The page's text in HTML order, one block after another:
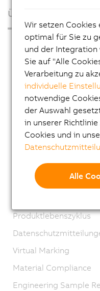
Über uns
Presse
Blog
AutoMates
E-Mail-Service von B&R
Karriere
Standorte
Kontakt
Impressum
Produktlebenszyklus
Virtual Marking
Material Compliance
Engineering Sample
Wir setzen Cookies
optimal für Sie zu
und der Integration
Sie auf "Alle
Verarbeitung zu
individuelle
notwendige
der Auswahl
in unserer
Cookies und in
Alle